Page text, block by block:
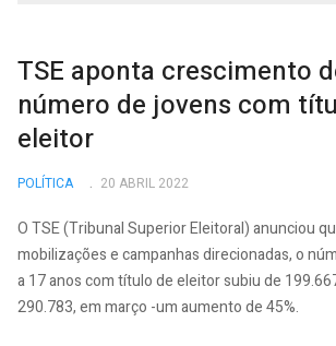
TSE aponta crescimento
número de jovens com
eleitor
POLÍTICA 20 ABRIL 2022
O TSE (Tribunal Superior Eleitoral) anunciou
mobilizações e campanhas direcionadas, o
a 17 anos com título de eleitor subiu de
290.783, em março -um aumento de 45%.